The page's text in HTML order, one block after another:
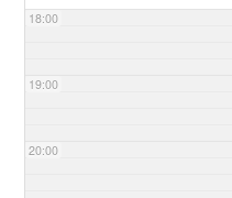
18:00
19:00
20:00